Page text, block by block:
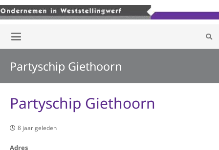
Partyschip Giethoorn
Partyschip Giethoorn
8 jaar geleden
Adres